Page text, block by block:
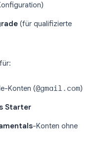
(für qualifizierte
Konten (@gmail.com)
Starter
-Konten ohne